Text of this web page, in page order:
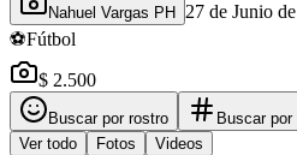
Nahuel Vargas PH
27 de Junio
⚽Fútbol
$ 2.500
Buscar por rostro
Buscar por
Ver todo
Fotos Videos